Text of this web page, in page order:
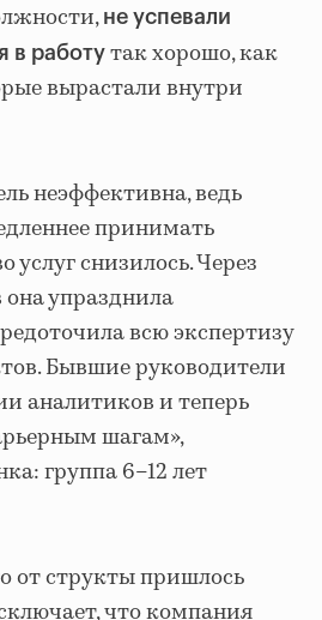
не успевали
в работу так хорошо, как
вырастали внутри
неэффективна, ведь
принимать
услуг снизилось. Через
она упразднила
всю экспертизу
Бывшие руководители
аналитиков и теперь
шагам»,
группа 6–12 лет
от структы пришлось
чтокомпания